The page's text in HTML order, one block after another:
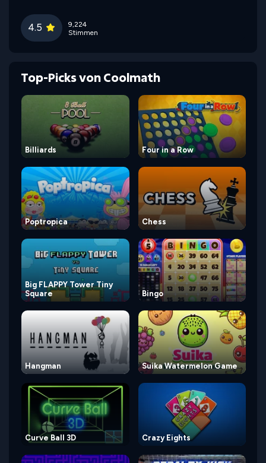
4.5
9,224
Stimmen
Top-Picks von Coolmath
Billiards Four in a Row
Poptropica Chess
Big FLAPPY Tower Tiny
Square
Bingo
Hangman Suika Watermelon Game
Curve Ball 3D Crazy Eights